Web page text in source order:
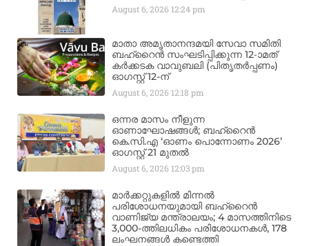
August 6, 2026 12:24 pm
മാതാ അമൃതാനന്ദമയി സേവാ സമിതി
ബഹ്‌റൈൻ സംഘടിപ്പിക്കുന്ന 12-ാമത്
കർക്കടക വാവുബലി (പിതൃതർപ്പണം)
ഓഗസ്റ്റ് 12-ന്
August 6, 2026 12:18 pm
ഒന്നര മാസം നീളുന്ന
ഓണാഘോഷങ്ങൾ; ബഹ്‌റൈൻ
കെ.സി.എ ‘ഓണം പൊന്നോണം 2026’
ഓഗസ്റ്റ് 21 മുതൽ
August 6, 2026 12:03 pm
മാർക്കറ്റുകളിൽ മിന്നൽ
പരിശോധനയുമായി ബഹ്‌റൈൻ
വാണിജ്യ മന്ത്രാലയം; 4 മാസത്തിനിടെ
3,000-ത്തിലധികം പരിശോധനകൾ, 178
ലംഘനങ്ങൾ കണ്ടെത്തി